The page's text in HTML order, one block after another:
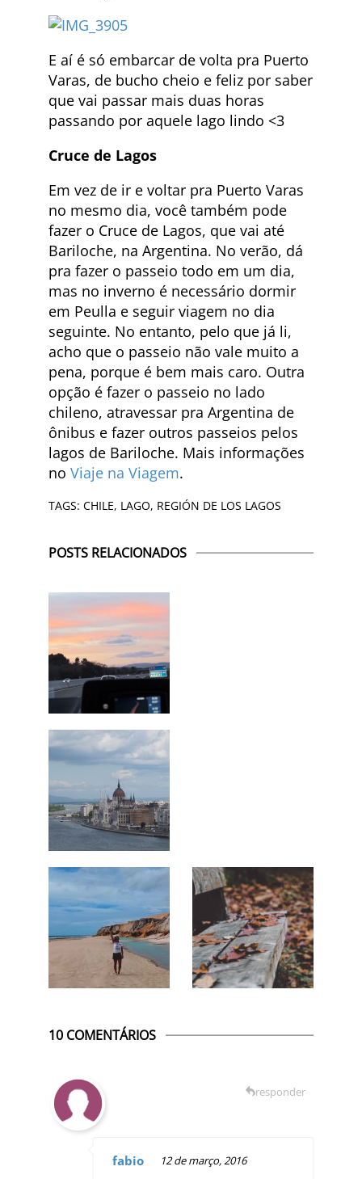
E aí é só embarcar de volta pra Puerto
Varas, de bucho cheio e feliz por saber
que vai passar mais duas horas
passando por aquele lago lindo <3
Cruce de Lagos
Em vez de ir e voltar pra Puerto Varas
no mesmo dia, você também pode
fazer o Cruce de Lagos, que vai até
Bariloche, na Argentina. No verão, dá
pra fazer o passeio todo em um dia,
mas no inverno é necessário dormir
em Peulla e seguir viagem no dia
seguinte. No entanto, pelo que já li,
acho que o passeio não vale muito a
pena, porque é bem mais caro. Outra
opção é fazer o passeio no lado
chileno, atravessar pra Argentina de
ônibus e fazer outros passeios pelos
lagos de Bariloche. Mais informações
no Viaje na Viagem.
TAGS: CHILE, LAGO, REGIÓN DE LOS LAGOS
POSTS RELACIONADOS
10 COMENTÁRIOS
fabio 12 de março, 2016
responder